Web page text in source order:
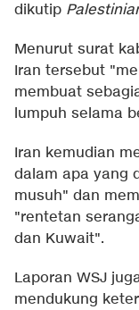
dikutip
Menurut surat
Iran tersebut
membuat
lumpuh selama
Iran kemudian
dalam apa yang
musuh" dan
"rentetan
dan Kuwait".
Laporan WSJ
mendukung